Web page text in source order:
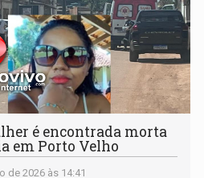
é encontrada morta
em Porto Velho
de 2026 às 14:41